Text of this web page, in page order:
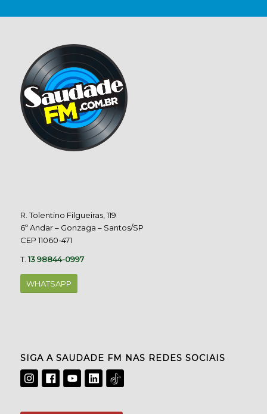
R. Tolentino Filgueiras, 119
6º Andar – Gonzaga – Santos/SP
CEP 11060-471
T.13 98844-0997
WHATSAPP
SIGA A SAUDADE FM NAS REDES SOCIAIS